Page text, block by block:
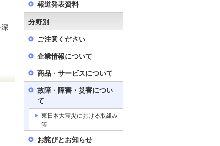
報道発表資料
分野別
ご注意ください
企業情報について
商品・サービスについて
故障・障害・災害につい
て
東日本大震災における取組み
等
お詫びとお知らせ